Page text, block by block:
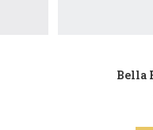
Bella